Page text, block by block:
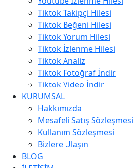
Tiktok Takipçi Hilesi
Tiktok Beğeni Hilesi
Tiktok Yorum Hilesi
Tiktok İzlenme Hilesi
Tiktok Analiz
Tiktok Fotoğraf İndir
Tiktok Video İndir
KURUMSAL
Hakkımızda
Mesafeli Satış Sözleşmesi
Kullanım Sözleşmesi
Bizlere Ulaşın
BLOG